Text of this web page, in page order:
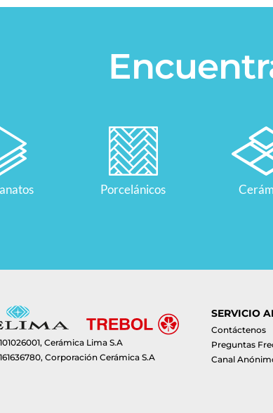
Porcelánicos
Cerámica Lima S.A
Corporación Cerámica S.A
SERVICIO
Contáctenos
Preguntas
Canal